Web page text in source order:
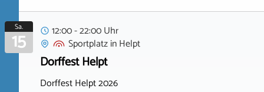
Sa.
15
12:00 - 22:00 Uhr
SportplatzinHelpt
Dorffest Helpt
Dorffest Helpt 2026